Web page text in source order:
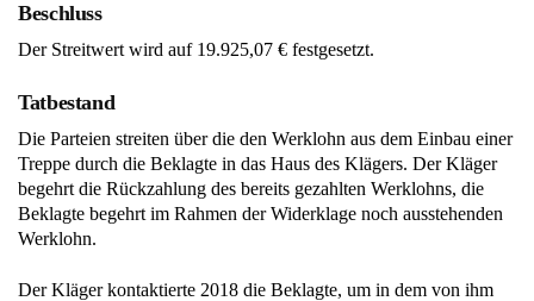
Beschluss
Der Streitwert wird auf 19.925,07 € festgesetzt.
Tatbestand
Die Parteien streiten über die den Werklohn aus dem Einbau einer
Treppe durch die Beklagte in das Haus des Klägers. Der Kläger
begehrt die Rückzahlung des bereits gezahlten Werklohns, die
Beklagte begehrt im Rahmen der Widerklage noch ausstehenden
Werklohn.
Der Kläger kontaktierte 2018 die Beklagte, um in dem von ihm